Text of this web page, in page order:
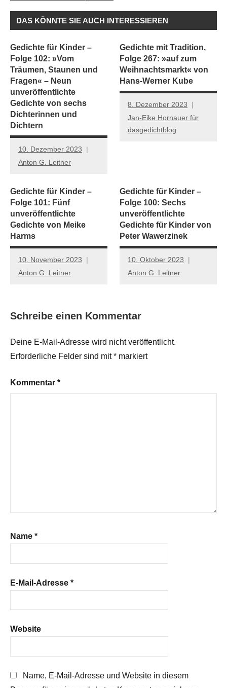
DAS KÖNNTE SIE AUCH INTERESSIEREN
Gedichte für Kinder –
Folge 102: »Vom
Träumen, Staunen und
Fragen« – Neun
unveröffentlichte
Gedichte von sechs
Dichterinnen und
Dichtern
10. Dezember 2023
Anton G. Leitner
Gedichte mit Tradition,
Folge 267: »auf zum
Weihnachtsmarkt« von
Hans-Werner Kube
8. Dezember 2023
Jan-Eike Hornauer für
dasgedichtblog
Gedichte für Kinder –
Folge 101: Fünf
unveröffentlichte
Gedichte von Meike
Harms
10. November 2023
Anton G. Leitner
Gedichte für Kinder –
Folge 100: Sechs
unveröffentlichte
Gedichte für Kinder von
Peter Wawerzinek
10. Oktober 2023
Anton G. Leitner
Schreibe einen Kommentar
Deine E-Mail-Adresse wird nicht veröffentlicht.
Erforderliche Felder sind mit* markiert
Kommentar *
Name *
E-Mail-Adresse *
Website
Name, E-Mail-Adresse und Website in diesem